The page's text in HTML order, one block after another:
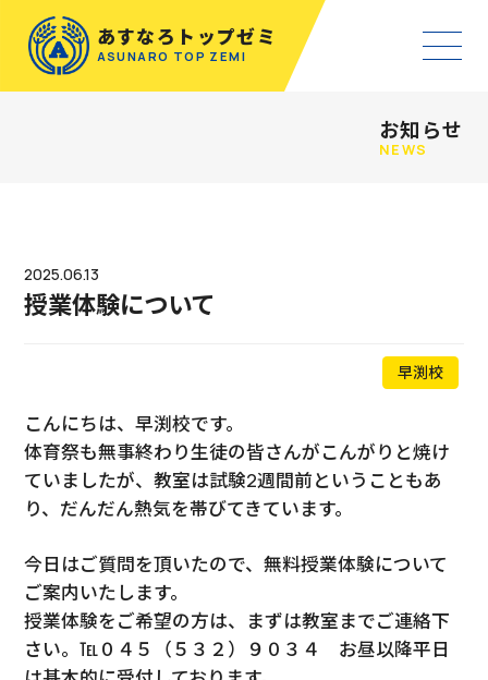
あすなろトップゼミ
ASUNARO TOP ZEMI
お知らせ
NEWS
2025.06.13
授業体験について
早渕校
こんにちは、早渕校です。
体育祭も無事終わり生徒の皆さんがこんがりと焼け
ていましたが、教室は試験2週間前ということもあ
り、だんだん熱気を帯びてきています。
今日はご質問を頂いたので、無料授業体験について
ご案内いたします。
授業体験をご希望の方は、まずは教室までご連絡下
さい。℡０４５（５３２）９０３４ お昼以降平日